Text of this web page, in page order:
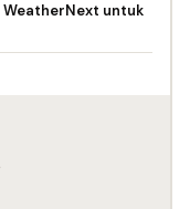
WeatherNext untuk